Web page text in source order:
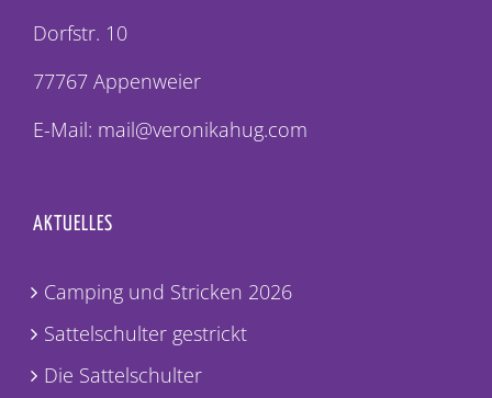
Dorfstr. 10
77767 Appenweier
E-Mail: mail@veronikahug.com
AKTUELLES
Camping und Stricken 2026
Sattelschulter gestrickt
Die Sattelschulter